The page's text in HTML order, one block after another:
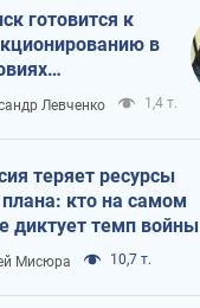
готовится к
в
кризиса
Левченко 1,4 т.
теряет ресурсы
кто на самом
диктует темп войны
Мисюра 10,7 т.